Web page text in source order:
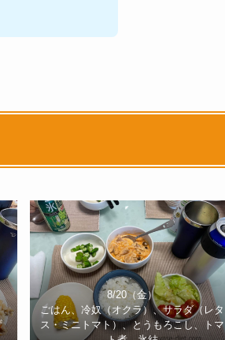
8/20（金）
ごはん、冷奴（オクラ）、サラダ（レタ
ス・ミニトマト）、とうもろこし、トマ